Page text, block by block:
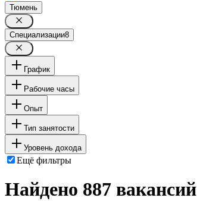
Тюмень
Специализации8
График
Рабочие часы
Опыт
Тип занятости
Уровень дохода
Ещё фильтры
Найдено 887 вакансий